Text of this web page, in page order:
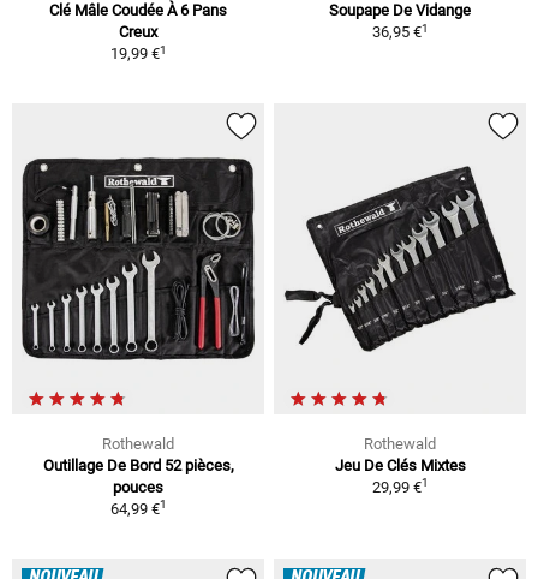
Clé Mâle Coudée À 6 Pans
Creux
19,99 €1
Soupape De Vidange
36,95 €1
Rothewald
Outillage De Bord 52 pièces,
pouces
64,99 €1
Rothewald
Jeu De Clés Mixtes
29,99 €1